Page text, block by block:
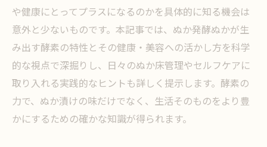
や健康にとってプラスになるのかを具体的に知る機会は
意外と少ないものです。本記事では、ぬか発酵ぬかが生
み出す酵素の特性とその健康・美容への活かし方を科学
的な視点で深掘りし、日々のぬか床管理やセルフケアに
取り入れる実践的なヒントも詳しく提示します。酵素の
力で、ぬか漬けの味だけでなく、生活そのものをより豊
かにするための確かな知識が得られます。